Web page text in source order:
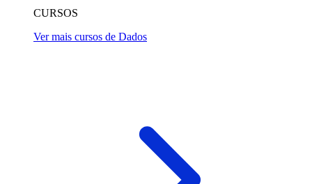
CURSOS
Ver mais cursos de Dados